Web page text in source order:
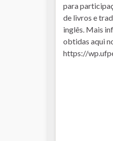
para
de livros e
inglês. Mais
obtidas aqui
https://